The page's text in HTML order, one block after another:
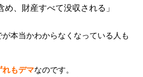
め、財産すべて没収される」
本当かわからなくなっている人も
れもデマなのです。